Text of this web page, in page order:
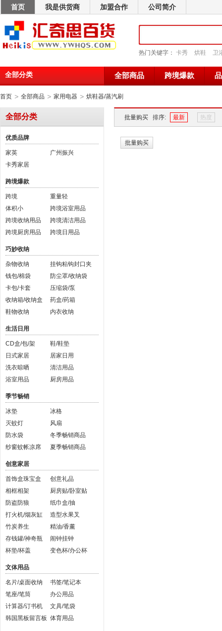
首页 我是供货商 加盟合作 公司简介
热门关键字： 卡秀 烘鞋 卫
全部分类 全部商品 跨境爆款
首页 > 全部商品 > 家用电器 > 烘鞋器/蒸汽刷
全部分类
优质品牌
家英
广州振兴
卡秀家居
跨境爆款
跨境
重量轻
体积小
跨境浴室用品
跨境收纳用品
跨境清洁用品
跨境厨房用品
跨境日用品
巧妙收纳
杂物收纳
挂钩粘钩封口夹
钱包/棉袋
防尘罩/收纳袋
卡包/卡套
压缩袋/泵
收纳箱/收纳盒
药盒/药箱
鞋物收纳
内衣收纳
生活日用
CD盒/包/架
鞋/鞋垫
日式家居
居家日用
洗衣晾晒
清洁用品
浴室用品
厨房用品
季节畅销
冰垫
冰格
灭蚊灯
风扇
防水袋
冬季畅销商品
纱窗蚊帐凉席
夏季畅销商品
创意家居
首饰盒珠宝盒
创意礼品
相框相架
厨房贴/卧室贴
防盗防狼
纸巾盒/抽
打火机/烟灰缸
造型水果叉
竹炭养生
精油/香薰
存钱罐/神奇瓶
闹钟挂钟
杯垫/杯盖
变色杯/办公杯
文体用品
名片/桌面收纳
书签/笔记本
笔座/笔筒
办公用品
计算器/订书机
文具/笔袋
韩国黑板留言板 体育用品
批量购买 排序: 最新 热度
批量购买